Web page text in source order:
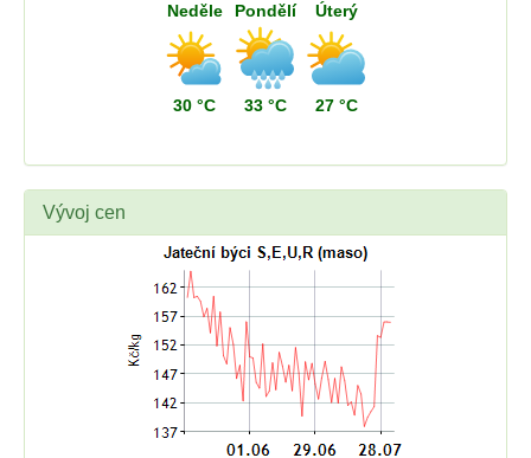
Neděle
30 °C
Pondělí
33 °C
Úterý
27 °C
Vývoj cen